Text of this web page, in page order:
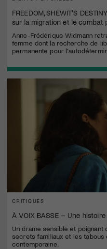
FREEDOM, SHEWIT'S
sur la migration et le combat
Anne-Frédérique Widmann
femme dont la recherche de
permanente pour
CRITIQUES
À VOIX BASSE – Une
Un drame sensible et poignant
secrets familiaux et les tabous
contemporaine.